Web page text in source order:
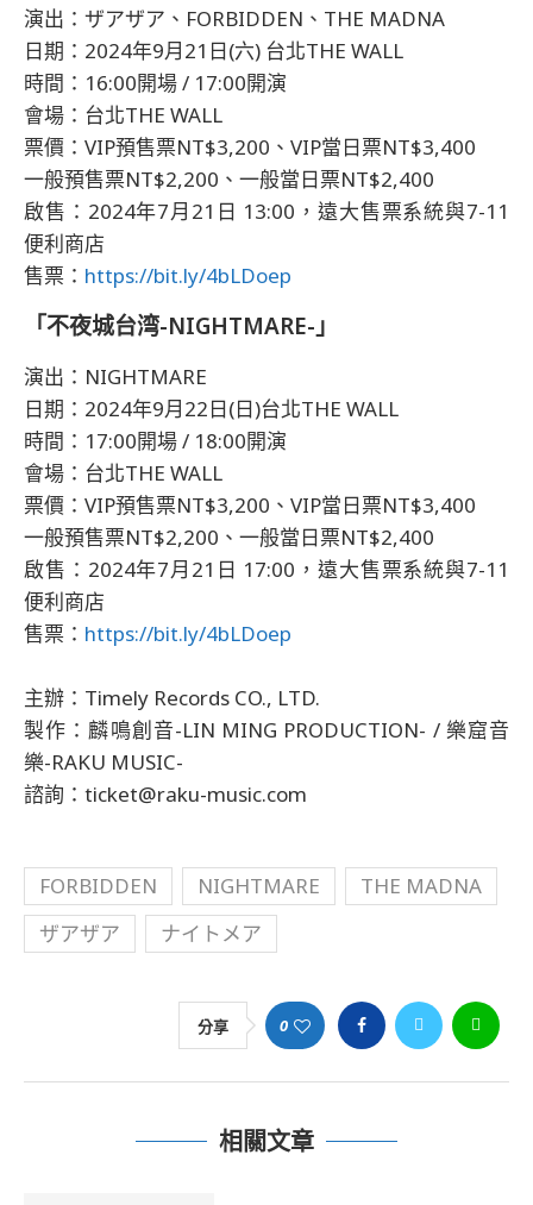
演出：ザアザア、FORBIDDEN、THE MADNA
日期：2024年9月21日(六) 台北THE WALL
時間：16:00開場 / 17:00開演
會場：台北THE WALL
票價：VIP預售票NT$3,200、VIP當日票NT$3,400
一般預售票NT$2,200、一般當日票NT$2,400
啟售：2024年7月21日 13:00，遠大售票系統與7-11
便利商店
售票： https://bit.ly/4bLDoep
「不夜城台湾-NIGHTMARE-」
演出：NIGHTMARE
日期：2024年9月22日(日)台北THE WALL
時間：17:00開場 / 18:00開演
會場：台北THE WALL
票價：VIP預售票NT$3,200、VIP當日票NT$3,400
一般預售票NT$2,200、一般當日票NT$2,400
啟售：2024年7月21日 17:00，遠大售票系統與7-11
便利商店
售票： https://bit.ly/4bLDoep
主辦：Timely Records CO., LTD.
製作：麟鳴創音-LIN MING PRODUCTION- / 樂窟音
樂-RAKU MUSIC-
諮詢：ticket@raku-music.com
FORBIDDEN NIGHTMARE
THE MADNA
ザアザア
ナイトメア
分享 0
相關文章